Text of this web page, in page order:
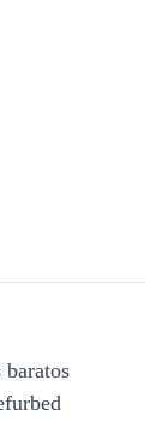
baratos